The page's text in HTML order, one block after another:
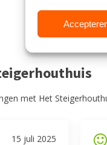
met Het
15 juli 2025